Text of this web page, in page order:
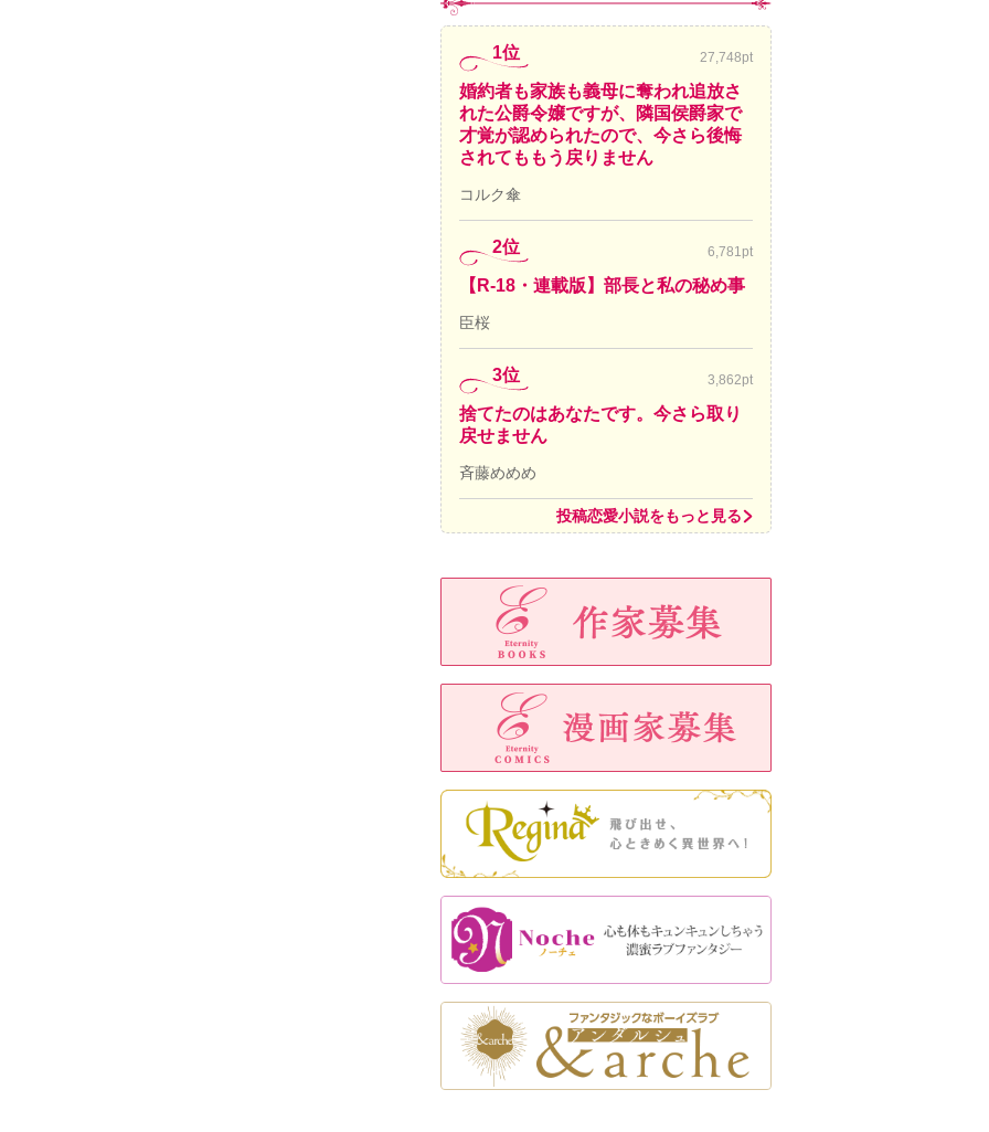
1位 27,748pt
婚約者も家族も義母に奪われ追放さ
れた公爵令嬢ですが、隣国侯爵家で
才覚が認められたので、今さら後悔
されてももう戻りません
コルク傘
2位 6,781pt
【R-18・連載版】部長と私の秘め事
臣桜
3位 3,862pt
捨てたのはあなたです。今さら取り
戻せません
斉藤めめめ
投稿恋愛小説をもっと見る